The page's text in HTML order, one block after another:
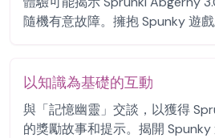
隨機有意故障。擁抱 Spunky 遊戲
以知識為基礎的互動
與「記憶幽靈」交談，以獲得
的獎勵故事和提示。揭開